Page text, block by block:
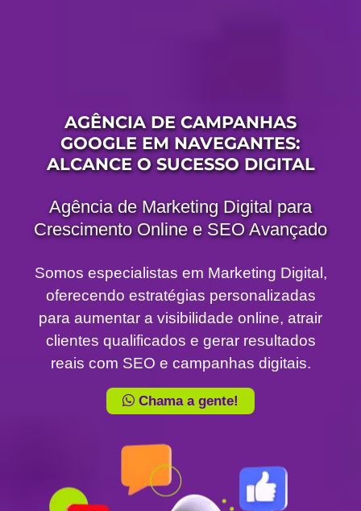
AGÊNCIA DE CAMPANHAS
GOOGLE EM NAVEGANTES:
ALCANCE O SUCESSO DIGITAL
Agência de Marketing Digital para
Crescimento Online e SEO Avançado
Somos especialistas em Marketing Digital,
oferecendo estratégias personalizadas
para aumentar a visibilidade online, atrair
clientes qualificados e gerar resultados
reais com SEO e campanhas digitais.
Chama a gente!